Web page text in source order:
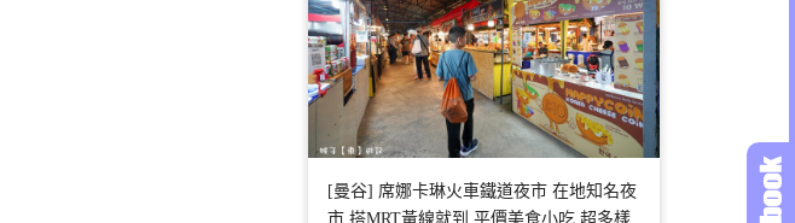
[曼谷] 席娜卡琳火車鐵道夜市 在地知名夜
市 搭MRT黃線就到 平價美食小吃 超多樣